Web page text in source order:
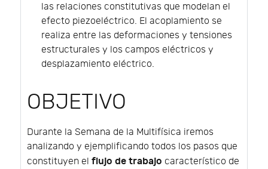
las relaciones constitutivas que modelan el
efecto piezoeléctrico. El acoplamiento se
realiza entre las deformaciones y tensiones
estructurales y los campos eléctricos y
desplazamiento eléctrico.
OBJETIVO
Durante la Semana de la Multifísica iremos
analizando y ejemplificando todos los pasos que
constituyen el flujo de trabajo característico de